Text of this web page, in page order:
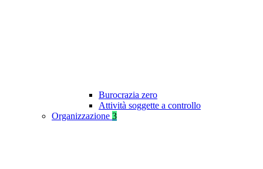
Burocrazia zero
Attività soggette a controllo
Organizzazione 3